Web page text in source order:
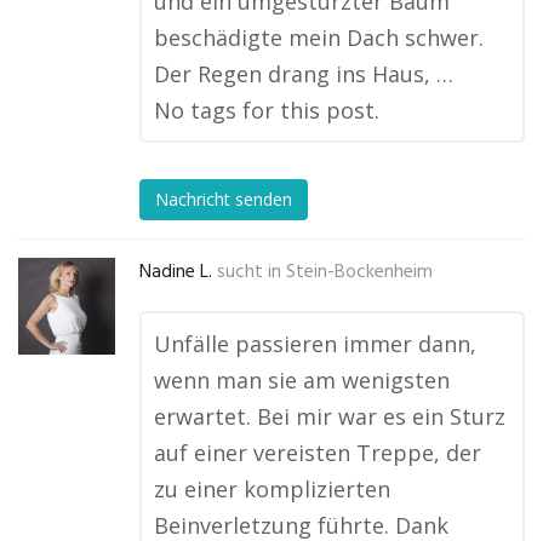
beschädigte mein Dach schwer.
Der Regen drang ins Haus, …
No tags for this post.
Nachricht senden
Nadine L. sucht in Stein-Bockenheim
Unfälle passieren immer dann,
wenn man sie am wenigsten
erwartet. Bei mir war es ein Sturz
auf einer vereisten Treppe, der
zu einer komplizierten
Beinverletzung führte. Dank